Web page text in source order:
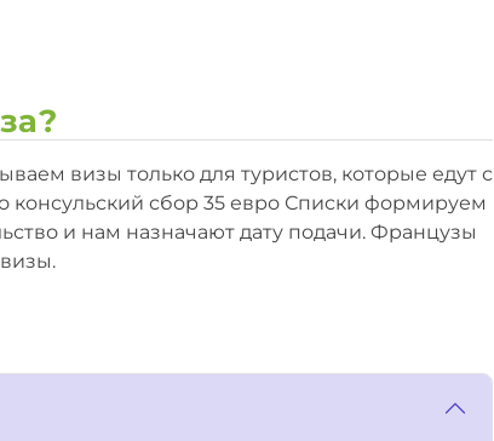
визы только для туристов, которые едут с
консульский сбор 35 евро Списки формируем
и нам назначают дату подачи. Французы